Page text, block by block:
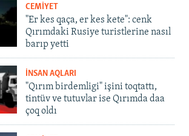
CEMİYET
"Er kes qaça, er kes kete": cenk
Qırımdaki Rusiye turistlerine nasıl
barıp yetti
İNSAN AQLARI
"Qırım birdemligi" işini toqtattı,
tintüv ve tutuvlar ise Qırımda daa
çoq oldı